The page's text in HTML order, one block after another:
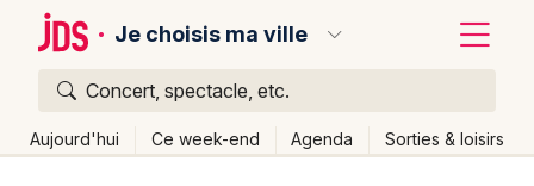
Je choisis ma ville
Concert, spectacle, etc.
Aujourd'hui Ce week-end Agenda Sorties & loisirs
Quoi ?